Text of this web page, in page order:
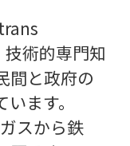
術的専門知
間と政府の
ます。
スから鉄